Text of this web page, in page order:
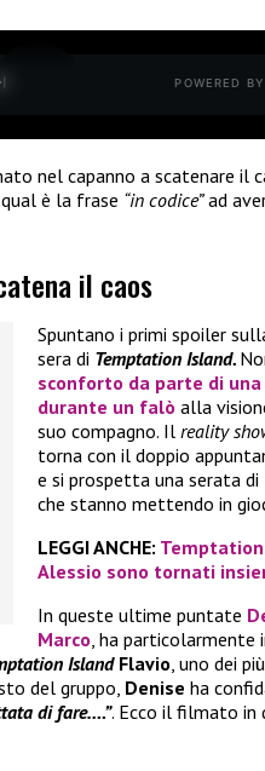
POWERED BY
nel capanno a scatenare il
è la frase “in codice”ad
il caos
Spuntano i primi spoiler
sera di Temptation Island.
sconforto da parte di
durante un falò alla
suo compagno. Il reality
torna con il doppio
e si prospetta una serata
che stanno mettendo in
LEGGI ANCHE: Temptation
Alessio sono tornati
In queste ultime puntate
Marco, ha particolarmente
Island Flavio, uno dei
del gruppo, Denise ha
di fare….”. Ecco il filmato in